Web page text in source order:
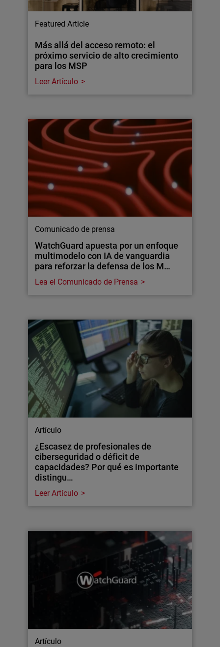
Featured Article
Más allá del acceso remoto: el
próximo servicio de alto crecimiento
para los MSP
Leer Artículo
Comunicado de prensa
WatchGuard apuesta por un enfoque
multimodelo con IA de vanguardia
para reforzar la defensa de los M…
Lea el Comunicado de Prensa
Artículo
¿Escasez de profesionales de
ciberseguridad o déficit de
capacidades? Por qué es importante
distingu…
Leer Artículo
Artículo